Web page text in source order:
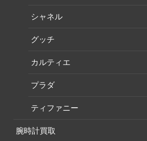
シャネル
グッチ
カルティエ
プラダ
ティファニー
腕時計買取